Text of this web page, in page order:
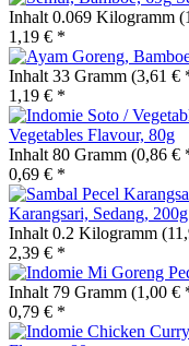
Inhalt 0.069 Kilogramm
1,19 € *
Inhalt 33 Gramm (3,61 €
1,19 € *
Vegetables Flavour, 80g
Inhalt 80 Gramm (0,86 €
0,69 € *
Karangsari, Sedang, 200g
Inhalt 0.2 Kilogramm
2,39 € *
Inhalt 79 Gramm (1,00 €
0,79 € *